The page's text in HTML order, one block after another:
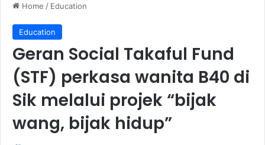
Home / Education
Education
Geran Social Takaful Fund
(STF) perkasa wanita B40 di
Sik melalui projek “bijak
wang, bijak hidup”